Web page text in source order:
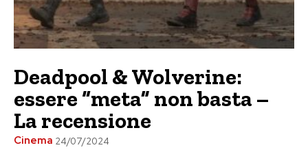
Deadpool & Wolverine:
essere “meta” non basta –
La recensione
Cinema 24/07/2024